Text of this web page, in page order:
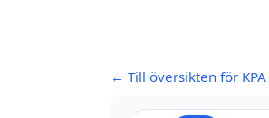
← Till översikten för